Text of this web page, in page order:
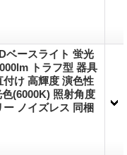
ベースライト 蛍光
トラフ型 器具
け 高輝度 演色性
(6000K) 照射角度
ー ノイズレス 同梱